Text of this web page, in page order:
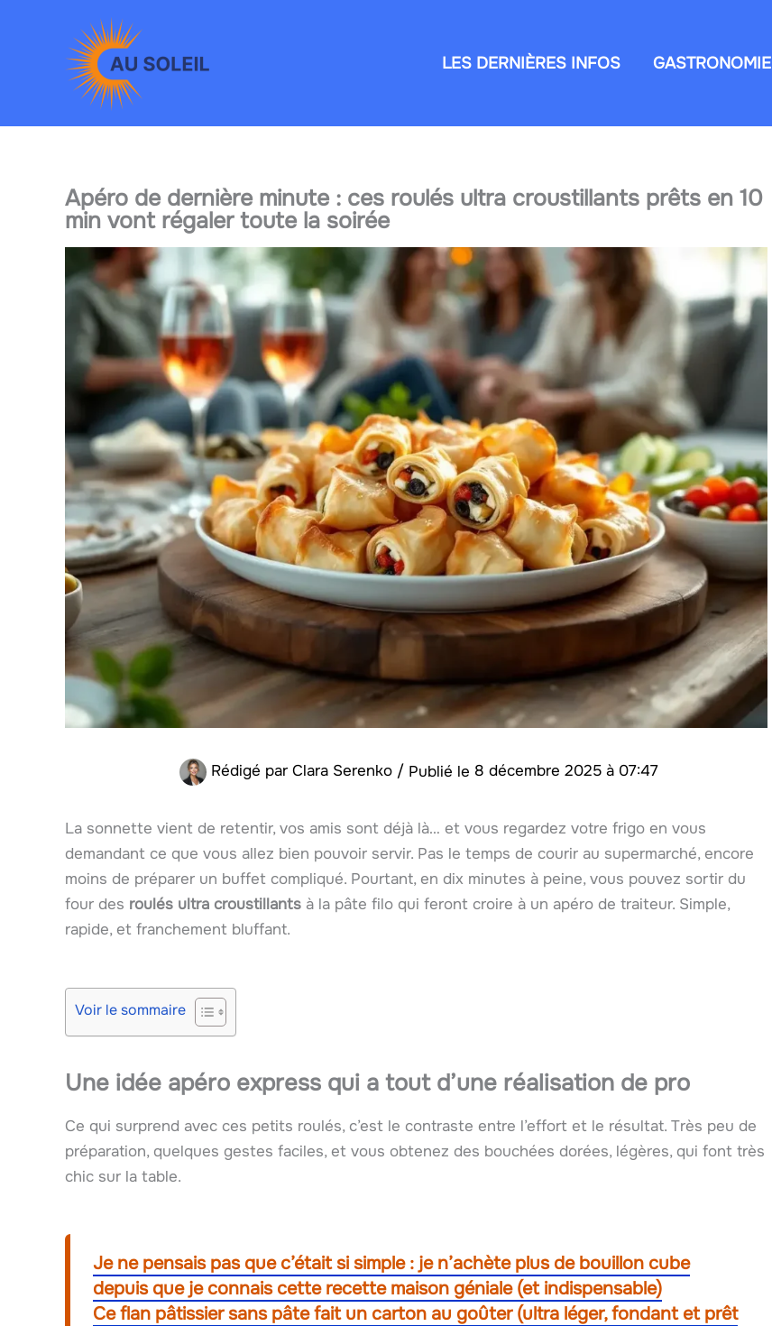
LES DERNIÈRES INFOS GASTRONOMIE
Apéro de dernière minute : ces roulés ultra croustillants prêts en 10
min vont régaler toute la soirée
Rédigé par Clara Serenko / 8 décembre 2025 à 07:47
La sonnette vient de retentir, vos amis sont déjà là… et vous regardez votre frigo en vous
demandant ce que vous allez bien pouvoir servir. Pas le temps de courir au supermarché, encore
moins de préparer un buffet compliqué. Pourtant, en dix minutes à peine, vous pouvez sortir du
four des roulés ultra croustillants à la pâte filo qui feront croire à un apéro de traiteur. Simple,
rapide, et franchement bluffant.
Voir le sommaire
Une idée apéro express qui a tout d’une réalisation de pro
Ce qui surprend avec ces petits roulés, c’est le contraste entre l’effort et le résultat. Très peu de
préparation, quelques gestes faciles, et vous obtenez des bouchées dorées, légères, qui font très
chic sur la table.
Je ne pensais pas que c’était si simple : je n’achète plus de bouillon cube
depuis que je connais cette recette maison géniale (et indispensable)
Ce flan pâtissier sans pâte fait un carton au goûter (ultra léger, fondant et prêt